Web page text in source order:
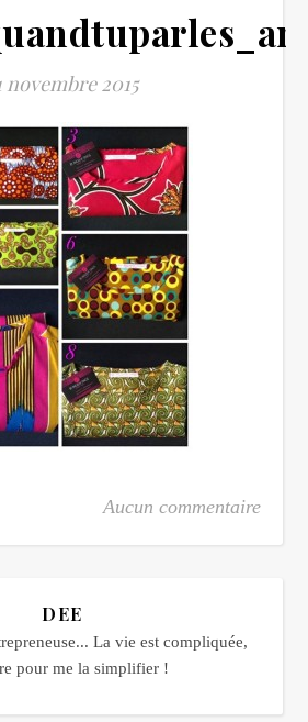
novembre 2015
Aucun commentaire
DEE
La vie est compliquée,
pour me la simplifier !